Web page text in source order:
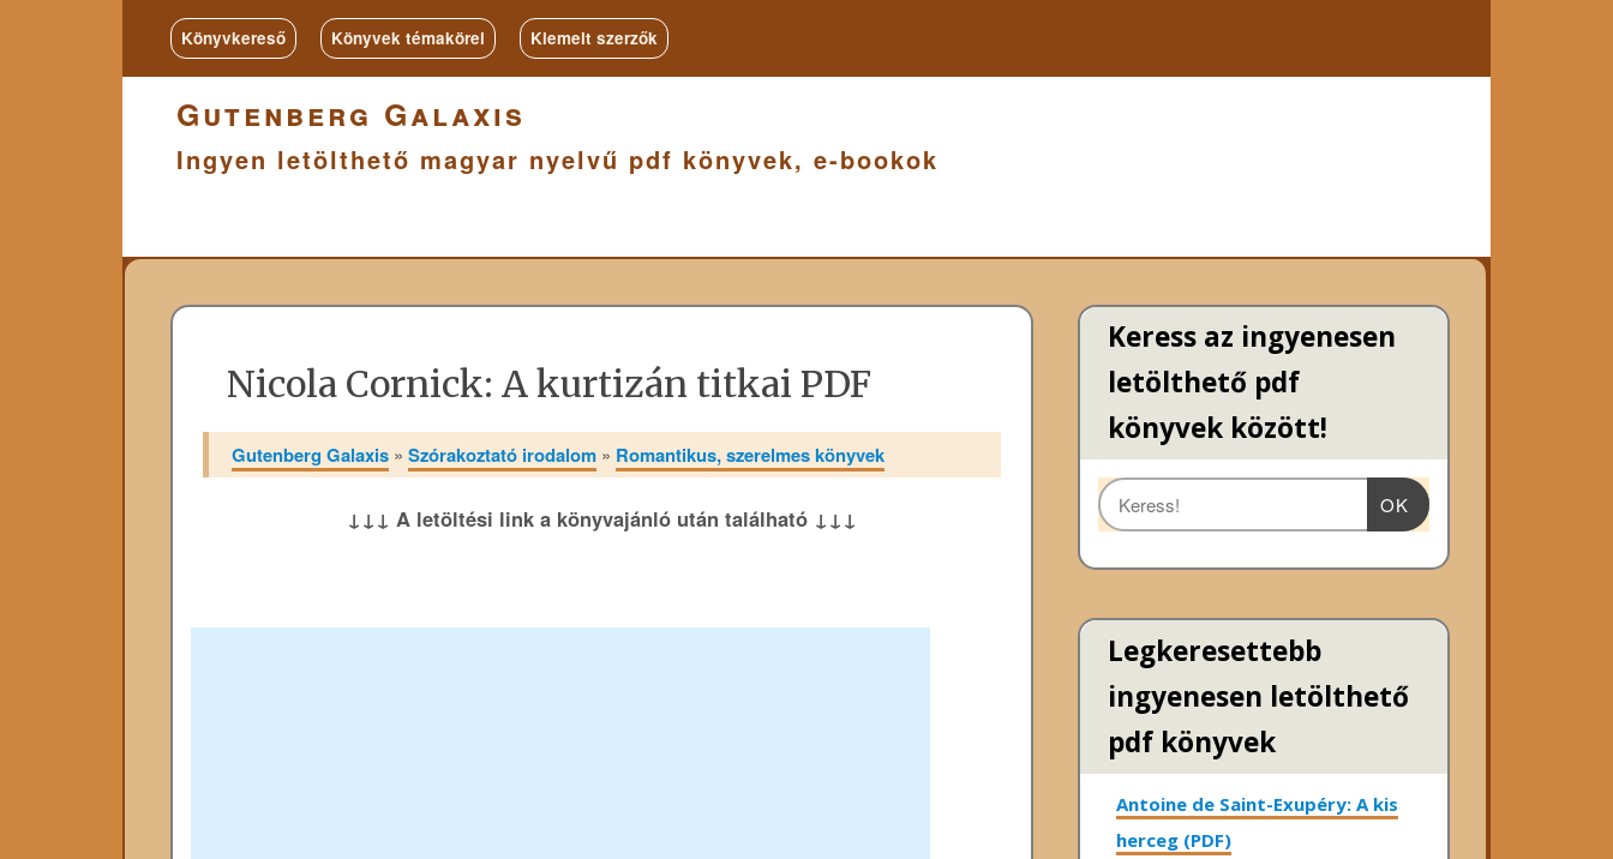
Könyvkereső Könyvek témakörei Kiemelt szerzők
Gutenberg Galaxis
Ingyen letölthető magyar nyelvű pdf könyvek, e-bookok
Nicola Cornick: A kurtizán titkai PDF
Gutenberg Galaxis »Szórakoztató irodalom » Romantikus, szerelmes könyvek
↓↓↓ A letöltési link a könyvajánló után található ↓↓↓
Keress az ingyenesen
letölthető pdf
könyvek között!
OK
Legkeresettebb
ingyenesen letölthető
pdf könyvek
Antoine de Saint-Exupéry: A kis
herceg (PDF)